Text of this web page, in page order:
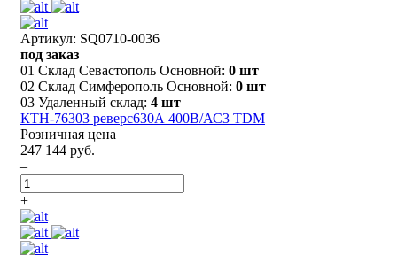
Артикул: SQ0710-0036
под заказ
01 Склад Севастополь Основной: 0 шт
02 Склад Симферополь Основной: 0 шт
03 Удаленный склад: 4 шт
КТН-76303 реверс630А 400В/АС3 TDM
Розничная цена
247 144 руб.
–
+